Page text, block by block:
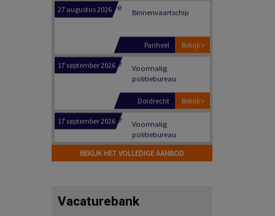
Voormalig
politiebureau
Dordrecht
Voormalig
politiebureau
Hilversum
17 september 2026
Voormalig
BEKIJK HET VOLLEDIGE AANBOD
Vacaturebank